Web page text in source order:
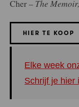
Cher – The
HIER TE KOOP
Elke week
Schrijf je hier